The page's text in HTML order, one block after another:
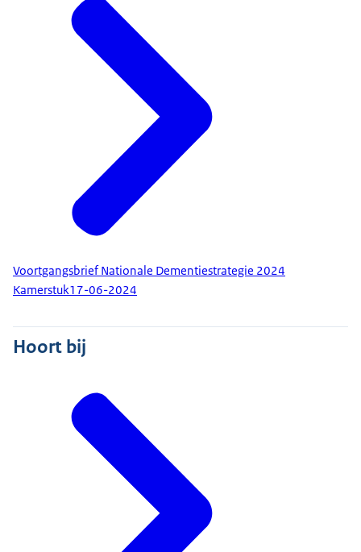
Voortgangsbrief Nationale Dementiestrategie 2024
Kamerstuk17-06-2024
Hoort bij